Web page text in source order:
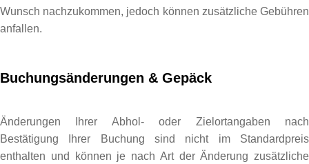
Wunsch nachzukommen, jedoch können zusätzliche Gebühren
anfallen.
Buchungsänderungen & Gepäck
Änderungen Ihrer Abhol- oder Zielortangaben nach
Bestätigung Ihrer Buchung sind nicht im Standardpreis
enthalten und können je nach Art der Änderung zusätzliche